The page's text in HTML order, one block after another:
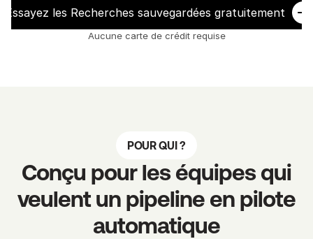
Essayez les Recherches sauvegardées gratuitement
Aucune carte de crédit requise
POUR QUI ?
Conçu pour les équipes qui
veulent un pipeline en pilote
automatique